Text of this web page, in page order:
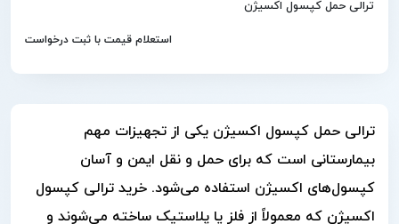
ترالی حمل کپسول اکسیژن
استعلام قیمت با ثبت درخواست
ترالی حمل کپسول اکسیژن یکی از تجهیزات مهم
بیمارستانی است که برای حمل و نقل ایمن و آسان
کپسول‌های اکسیژن استفاده می‌شود. خرید ترالی کپسول
اکسیژن که معمولاً از فلز یا پلاستیک ساخته می‌شوند و